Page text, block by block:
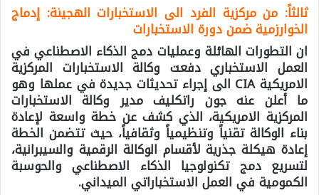
ثالثاً: من مركزية الفرد الى الاستخبارات الهجينة: إدماج
الخوارزمية ضمن دورة الاستخبارات
ان التطورات الهائلة وعمليات دمج الذكاء الاصطناعي في
العمل الاستخباري دفعت وكالة الاستخبارات المركزية
الامريكية CIA الى إجراء تحديثات جديدة في عملها وهو
ما أعلن عنه جون راتكليف مدير وكالة الاستخبارات
المركزية الامريكية، الذي كشف عن خطة واسعة لإعادة
بناء الوكالة تقنياً وتنظيمياً وثقافياً، حيث تتضمن الخطة
إعادة هيكلة جذرية لأقسام الوكالة الرقمية والسيبرانية،
لتسريع دمج تكنولوجيا الذكاء الاصطناعي والحوسبة
الكمومية في العمل الاستخباراتي الميداني.